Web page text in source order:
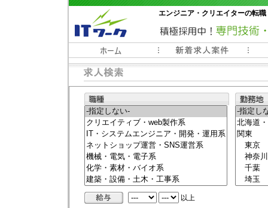
エンジニア・クリエイターの転
常時3000件以上の求人情報掲載中
以上